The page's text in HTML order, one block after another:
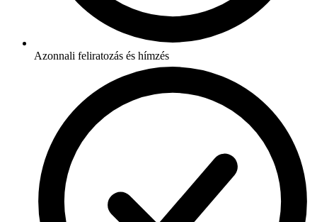
Azonnali feliratozás és hímzés